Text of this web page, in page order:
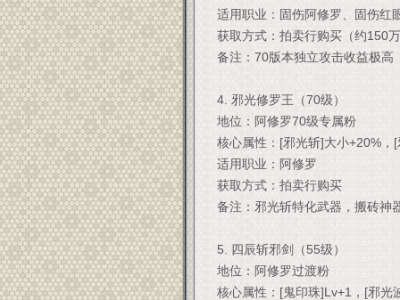
适用职业：固伤阿修罗、固伤红
获取方式：拍卖行购买（约150
备注：70版本独立攻击收益极高
4. 邪光修罗王（70级）
地位：阿修罗70级专属粉
核心属性：[邪光斩]大小+20%
适用职业：阿修罗
获取方式：拍卖行购买
备注：邪光斩特化武器，搬砖神
5. 四辰斩邪剑（55级）
地位：阿修罗过渡粉
核心属性：[鬼印珠]Lv+1，[邪光